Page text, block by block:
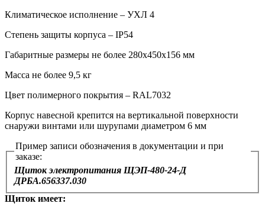
Климатическое исполнение – УХЛ 4
Степень защиты корпуса – IP54
Габаритные размеры не более 280х450х156 мм
Масса не более 9,5 кг
Цвет полимерного покрытия – RAL7032
Корпус навесной крепится на вертикальной поверхности
снаружи винтами или шурупами диаметром 6 мм
Пример записи обозначения в документации и при
заказе:
Щиток электропитания ЩЭП-480-24-Д
ДРБА.656337.030
Щиток имеет: